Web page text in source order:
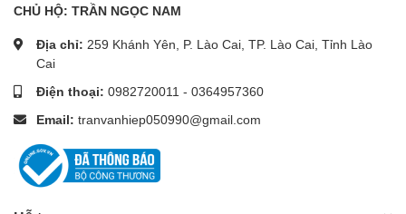
CHỦ HỘ: TRẦN NGỌC NAM
Địa chỉ: 259 Khánh Yên, P. Lào Cai, TP. Lào Cai, Tỉnh Lào
Cai
Điện thoại: 0982720011 - 0364957360
Email: tranvanhiep050990@gmail.com